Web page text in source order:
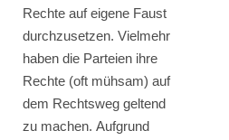
Rechte auf eigene Faust
durchzusetzen. Vielmehr
haben die Parteien ihre
Rechte (oft mühsam) auf
dem Rechtsweg geltend
zu machen. Aufgrund